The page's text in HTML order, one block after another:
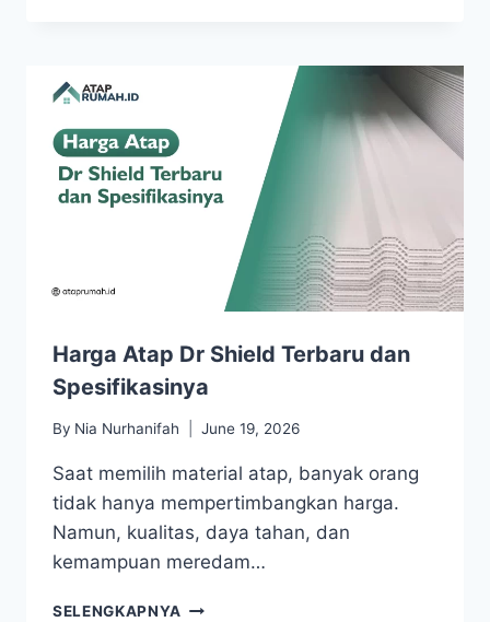
Harga Atap Dr Shield Terbaru dan
Spesifikasinya
By Nia Nurhanifah June 19, 2026
Saat memilih material atap, banyak orang
tidak hanya mempertimbangkan harga.
Namun, kualitas, daya tahan, dan
kemampuan meredam…
SELENGKAPNYA